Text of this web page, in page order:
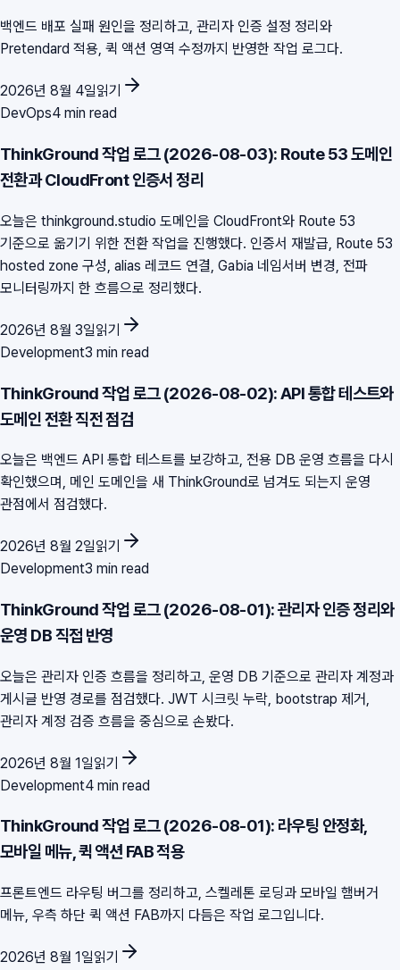
백엔드 배포 실패 원인을 정리하고, 관리자 인증 설정 정리와
Pretendard 적용, 퀵 액션 영역 수정까지 반영한 작업 로그다.
2026년 8월 4일읽기
DevOps4 min read
ThinkGround 작업 로그 (2026-08-03): Route 53 도메인
전환과 CloudFront 인증서 정리
오늘은 thinkground.studio 도메인을 CloudFront와 Route 53
기준으로 옮기기 위한 전환 작업을 진행했다. 인증서 재발급, Route 53
hosted zone 구성, alias 레코드 연결, Gabia 네임서버 변경, 전파
모니터링까지 한 흐름으로 정리했다.
2026년 8월 3일읽기
Development3 min read
ThinkGround 작업 로그 (2026-08-02): API 통합 테스트와
도메인 전환 직전 점검
오늘은 백엔드 API 통합 테스트를 보강하고, 전용 DB 운영 흐름을 다시
확인했으며, 메인 도메인을 새 ThinkGround로 넘겨도 되는지 운영
관점에서 점검했다.
2026년 8월 2일읽기
Development3 min read
ThinkGround 작업 로그 (2026-08-01): 관리자 인증 정리와
운영 DB 직접 반영
오늘은 관리자 인증 흐름을 정리하고, 운영 DB 기준으로 관리자 계정과
게시글 반영 경로를 점검했다. JWT 시크릿 누락, bootstrap 제거,
관리자 계정 검증 흐름을 중심으로 손봤다.
2026년 8월 1일읽기
Development4 min read
ThinkGround 작업 로그 (2026-08-01): 라우팅 안정화,
모바일 메뉴, 퀵 액션 FAB 적용
프론트엔드 라우팅 버그를 정리하고, 스켈레톤 로딩과 모바일 햄버거
메뉴, 우측 하단 퀵 액션 FAB까지 다듬은 작업 로그입니다.
2026년 8월 1일읽기